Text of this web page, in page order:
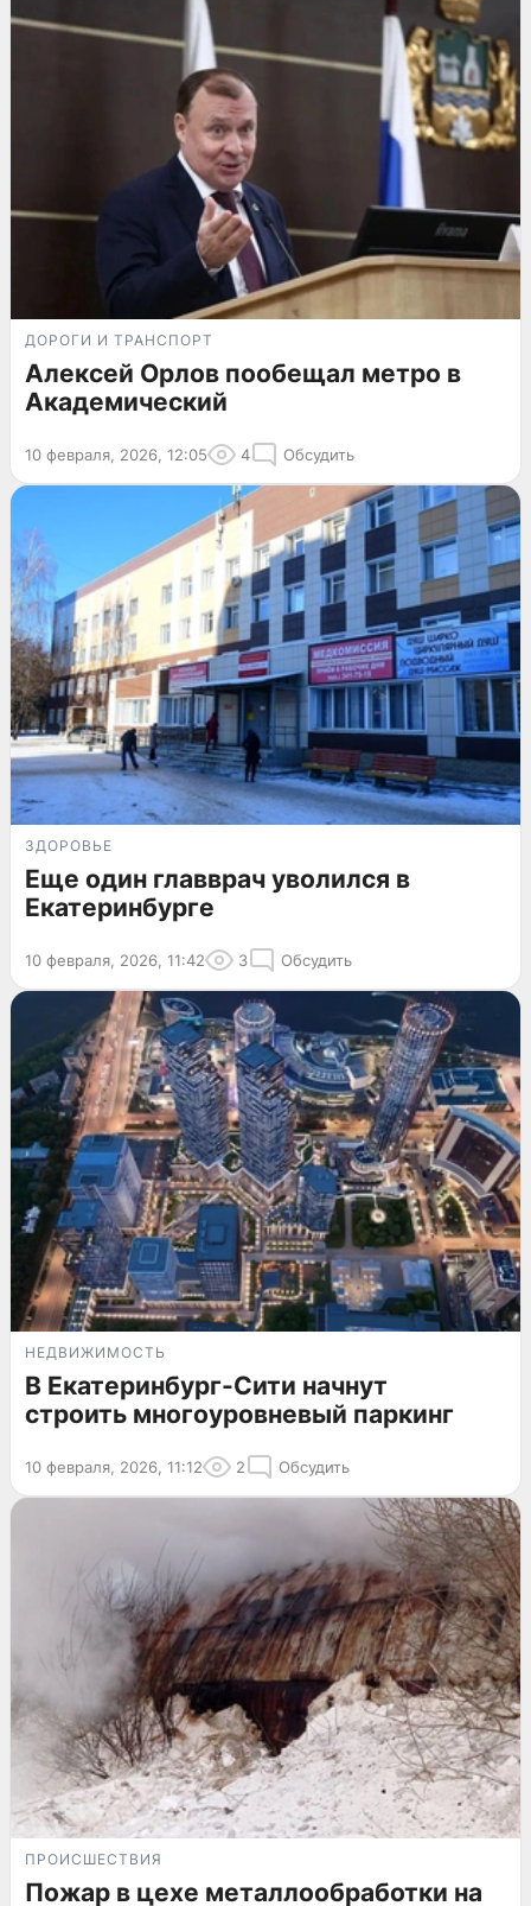
ДОРОГИ И ТРАНСПОРТ
Алексей Орлов пообещал метро в
Академический
10 февраля, 2026, 12:05 4 Обсудить
ЗДОРОВЬЕ
Еще один главврач уволился в
Екатеринбурге
10 февраля, 2026, 11:42 3 Обсудить
НЕДВИЖИМОСТЬ
В Екатеринбург-Сити начнут
строить многоуровневый паркинг
10 февраля, 2026, 11:12 2 Обсудить
ПРОИСШЕСТВИЯ
Пожар в цехе металлообработки на